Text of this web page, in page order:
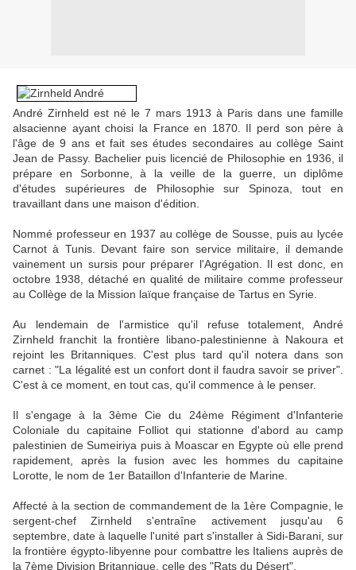
André Zirnheld est né le 7 mars 1913 à Paris dans une famille
alsacienne ayant choisi la France en 1870. Il perd son père à
l'âge de 9 ans et fait ses études secondaires au collège Saint
Jean de Passy. Bachelier puis licencié de Philosophie en 1936, il
prépare en Sorbonne, à la veille de la guerre, un diplôme
d'études supérieures de Philosophie sur Spinoza, tout en
travaillant dans une maison d'édition.
Nommé professeur en 1937 au collège de Sousse, puis au lycée
Carnot à Tunis. Devant faire son service militaire, il demande
vainement un sursis pour préparer l'Agrégation. Il est donc, en
octobre 1938, détaché en qualité de militaire comme professeur
au Collège de la Mission laïque française de Tartus en Syrie.
Au lendemain de l'armistice qu'il refuse totalement, André
Zirnheld franchit la frontière libano-palestinienne à Nakoura et
rejoint les Britanniques. C'est plus tard qu'il notera dans son
carnet : "La légalité est un confort dont il faudra savoir se priver".
C'est à ce moment, en tout cas, qu'il commence à le penser.
Il s'engage à la 3ème Cie du 24ème Régiment d'Infanterie
Coloniale du capitaine Folliot qui stationne d'abord au camp
palestinien de Sumeiriya puis à Moascar en Egypte où elle prend
rapidement, après la fusion avec les hommes du capitaine
Lorotte, le nom de 1er Bataillon d'Infanterie de Marine.
Affecté à la section de commandement de la 1ère Compagnie, le
sergent-chef Zirnheld s'entraîne activement jusqu'au 6
septembre, date à laquelle l'unité part s'installer à Sidi-Barani, sur
la frontière égypto-libyenne pour combattre les Italiens auprès de
la 7ème Division Britannique, celle des "Rats du Désert".